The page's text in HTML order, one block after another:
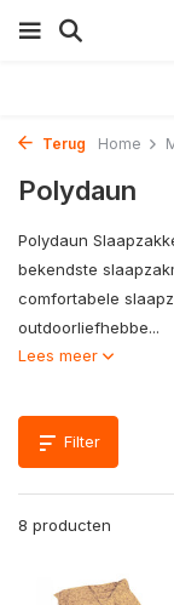
Terug Home
Polydaun
Polydaun
bekendste
comfortabele
outdoorliefhebbe...
Lees meer
Filter
8 producten